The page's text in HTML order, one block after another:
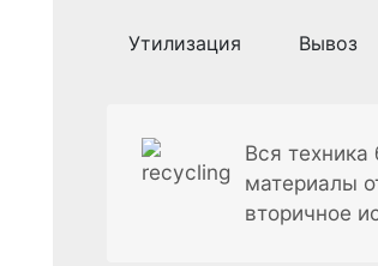
Утилизация Вывоз
Вся техника
материалы
вторичное